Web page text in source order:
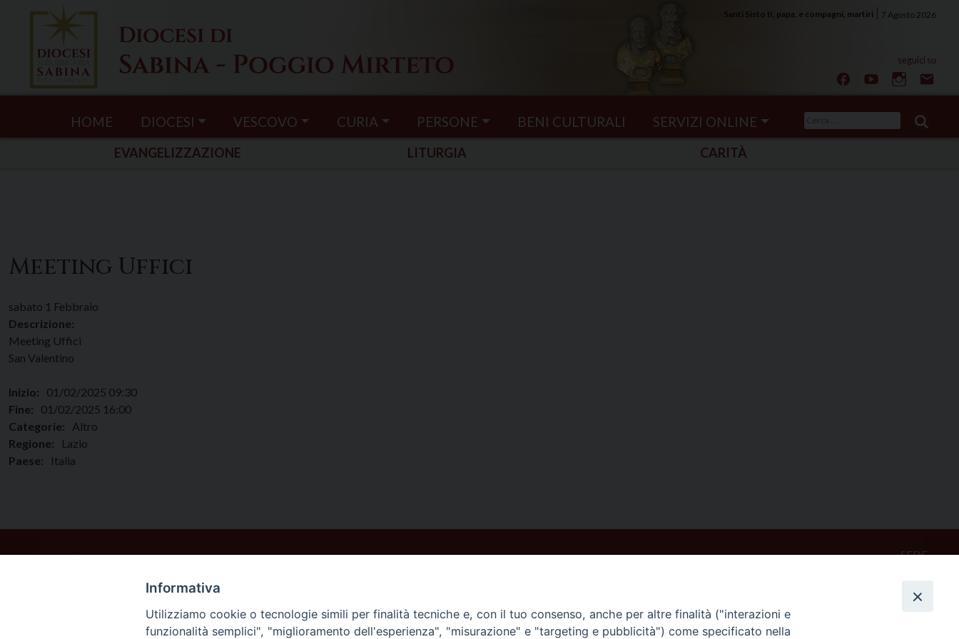
7 Agosto 2026
Santi Sisto II, papa, e compagni, martiri
HOME DIOCESI VESCOVO CURIA PERSONE BENI CULTURALI SERVIZI ONLINE
per:
EVANGELIZZAZIONE LITURGIA CARITÀ
Meeting Uffici
sabato 1 Febbraio
Descrizione:
Meeting Uffici
San Valentino
Inizio:
01/02/2025 09:30
Fine:
01/02/2025 16:00
Categorie:
Altro
Regione:
Lazio
Paese:
Italia
SEDE
02047 Poggio Mirteto (Rieti)
Informativa
Utilizziamo cookie o tecnologie simili per finalità tecniche e, con il tuo consenso, anche per altre finalità ("interazioni e
funzionalità semplici", "miglioramento dell'esperienza", "misurazione" e "targeting e pubblicità") come specificato nella